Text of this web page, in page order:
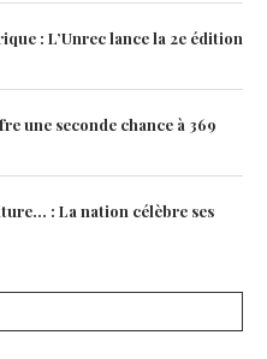
: L’Unrec lance la 2e édition
une seconde chance à 369
: La nation célèbre ses